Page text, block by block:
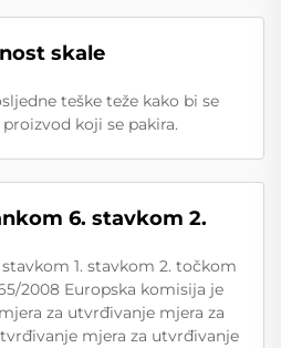
skale
teške teže kako bi se
koji se pakira.
6. stavkom 2.
1. stavkom 2. točkom
2008 Europska komisija je
za utvrđivanje mjera za
mjera za utvrđivanje